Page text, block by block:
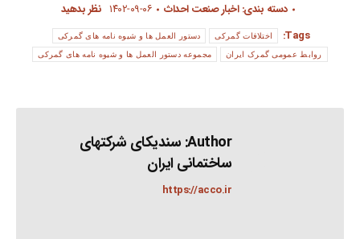
دسته بندی:اخبار صنعت احداث ۱۴۰۲-۰۹-۰۶ نظر بدهید
Tags:
اختلافات گمرکی دستور العمل ها و شیوه نامه های گمرکی
روابط عمومی گمرک ایران مجموعه دستور العمل ها و شیوه نامه های گمرکی
Author: سندیکای شرکتهای
ساختمانی ایران
https://acco.ir